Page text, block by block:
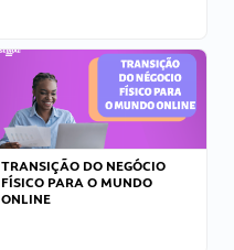
TRANSIÇÃO DO NEGÓCIO
FÍSICO PARA O MUNDO
ONLINE